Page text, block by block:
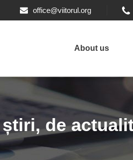
office@viitorul.org
About us
de